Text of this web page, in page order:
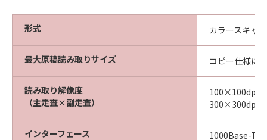
形式 カラースキャ
最大原稿読み取りサイズ コピー仕様に
読み取り解像度
（主走査×副走査）
100×100dpi
300×300dpi
インターフェース 1000Base-T